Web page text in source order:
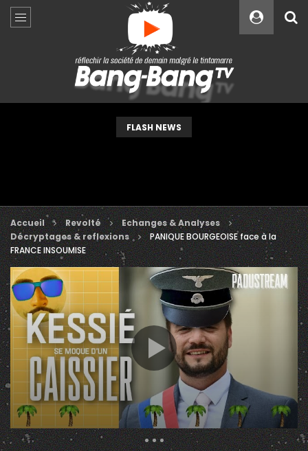
FLASH NEWS
Accueil Revolté
Echanges & Analyses
Décryptages & reflexions
PANIQUE BOURGEOISE face à la
FRANCE INSOUMISE
289 Views
Custom Amount
VEUILLEZ PATIENTER...